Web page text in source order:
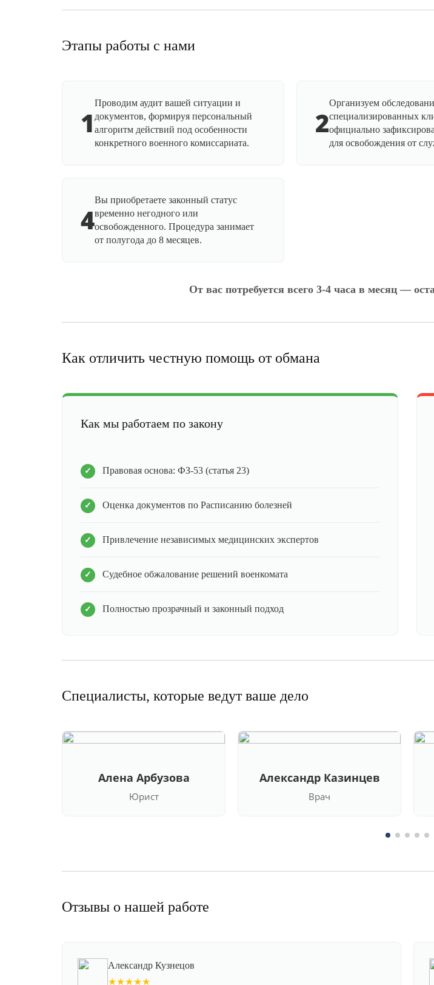
Этапы работы с нами
1
Проводим аудит вашей ситуации и
документов, формируя персональный
алгоритм действий под особенности
конкретного военного комиссариата.
2
Организуем
специализированных
официально
для освобождения от
4
Вы приобретаете законный статус
временно негодного или
освобожденного. Процедура занимает
от полугода до 8 месяцев.
От вас потребуется всего 3-4 часа в месяц —
Как отличить честную помощь от обмана
Как мы работаем по закону
Правовая основа: ФЗ-53 (статья 23)
Оценка документов по Расписанию болезней
Привлечение независимых медицинских экспертов
Судебное обжалование решений военкомата
Полностью прозрачный и законный подход
Специалисты, которые ведут ваше дело
Алена Арбузова
Юрист
Александр Казинцев
Врач
Отзывы о нашей работе
Александр Кузнецов
★★★★★